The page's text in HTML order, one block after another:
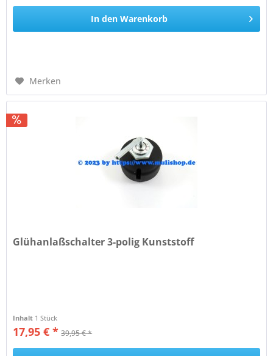
In den Warenkorb
Merken
Glühanlaßschalter 3-polig Kunststoff
Inhalt 1 Stück
17,95 € * 39,95 € *